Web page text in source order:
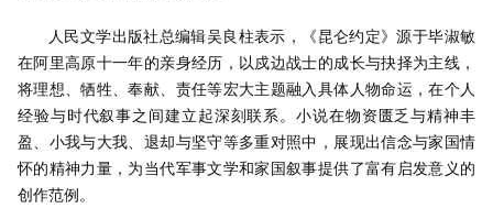
人民文学出版社总编辑吴良柱表示，《昆仑约定》源于毕淑敏
在阿里高原十一年的亲身经历，以戍边战士的成长与抉择为主线，
将理想、牺牲、奉献、责任等宏大主题融入具体人物命运，在个人
经验与时代叙事之间建立起深刻联系。小说在物资匮乏与精神丰
盈、小我与大我、退却与坚守等多重对照中，展现出信念与家国情
怀的精神力量，为当代军事文学和家国叙事提供了富有启发意义的
创作范例。